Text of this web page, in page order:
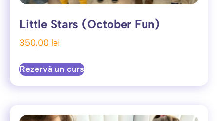
Little Stars (October Fun)
350,00 lei
Rezervă un curs